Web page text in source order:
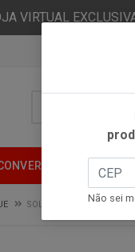
VIRTUAL
FITAS
SOLDA PARA PLÁSTICO
Não sei